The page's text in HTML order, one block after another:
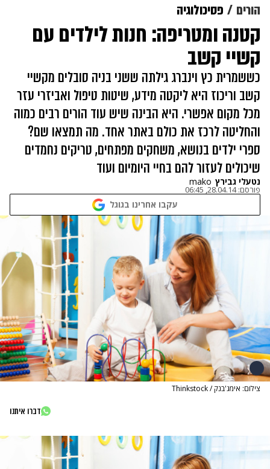
הורים פסיכולוגיה
קטנה ומטריפה: חנות לילדים עם
קשיי קשב
כששמרית כץ וינברג גילתה ששני בניה סובלים מקשיי
קשב וריכוז היא ליקטה מידע, שיטות טיפול ואביזרי עזר
מכל מקום אפשרי. היא הבינה שיש עוד הורים רבים כמוה
והחליטה לרכז את כולם באתר אחד. מה תמצאו שם?
ספרי ילדים בנושא, משחקים מפתחים, טריקים נחמדים
שיכולים לעזור להם בחיי היומיום ועוד
נטעלי גבירץ mako
פורסם:28.04.14, 06:45
עקבו אחרינו בגוגל
צילום: אימג'בנק / Thinkstock
דברו איתנו